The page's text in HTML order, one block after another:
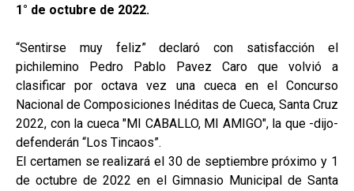
1° de octubre de 2022.
“Sentirse muy feliz” declaró con satisfacción el
pichilemino Pedro Pablo Pavez Caro que volvió a
clasificar por octava vez una cueca en el Concurso
Nacional de Composiciones Inéditas de Cueca, Santa Cruz
2022, con la cueca "MI CABALLO, MI AMIGO", la que -dijo-
defenderán “Los Tincaos”.
El certamen se realizará el 30 de septiembre próximo y 1
de octubre de 2022 en el Gimnasio Municipal de Santa